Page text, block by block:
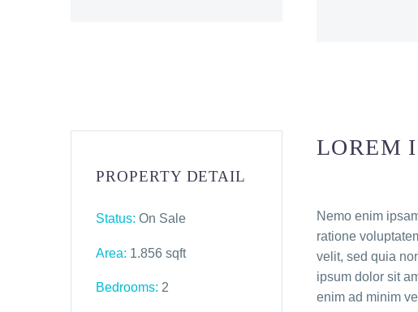
PROPERTY DETAIL
Status: On Sale
Area: 1.856 sqft
Bedrooms: 2
LOREM
Nemo enim
ratione
velit, sed quia
ipsum dolor sit
enim ad minim